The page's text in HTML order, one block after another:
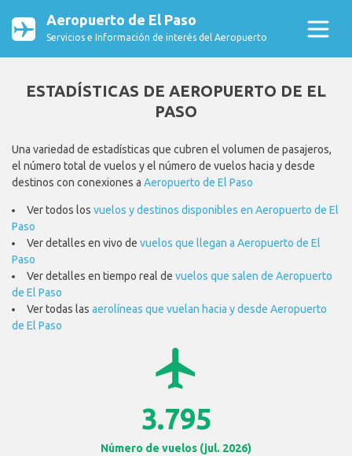
Aeropuerto de El Paso
Servicios e Información de interés del Aeropuerto
ESTADÍSTICAS DE AEROPUERTO DE EL
PASO
Una variedad de estadísticas que cubren el volumen de pasajeros,
el número total de vuelos y el número de vuelos hacia y desde
destinos con conexiones a Aeropuerto de El Paso
Ver todos los vuelos y destinos disponibles en Aeropuerto de El
Paso
Ver detalles en vivo de vuelos que llegan a Aeropuerto de El
Paso
Ver detalles en tiempo real de vuelos que salen de Aeropuerto
de El Paso
Ver todas las aerolíneas que vuelan hacia y desde Aeropuerto
de El Paso
airplanemode_active
3.795
Número de vuelos (jul. 2026)